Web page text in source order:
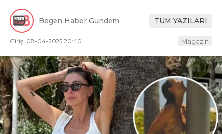
Begen Haber Gündem TÜM YAZILARI
Giriş: 08-04-2025 20:40 Magazin